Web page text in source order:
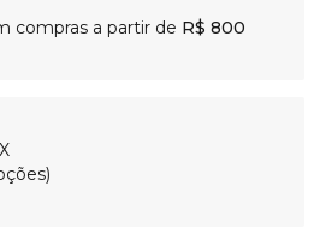
compras a partir de R$ 800